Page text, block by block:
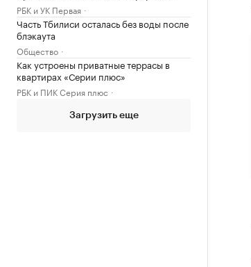
РБК и УК Первая
Часть Тбилиси осталась без воды после
блэкаута
Общество
Как устроены приватные террасы в
квартирах «Серии плюс»
РБК и ПИК Серия плюс
Загрузить еще